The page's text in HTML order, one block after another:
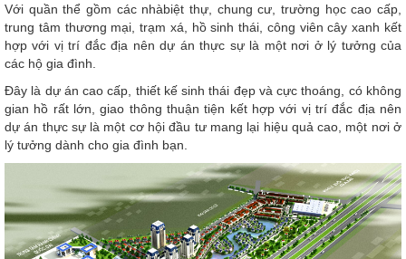
Với quần thể gồm các nhàbiệt thự, chung cư, trường học cao cấp,
trung tâm thương mại, trạm xá, hồ sinh thái, công viên cây xanh kết
hợp với vị trí đắc địa nên dự án thực sự là một nơi ở lý tưởng của
các hộ gia đình.
Đây là dự án cao cấp, thiết kế sinh thái đẹp và cực thoáng, có không
gian hồ rất lớn, giao thông thuận tiện kết hợp với vị trí đắc địa nên
dự án thực sự là một cơ hội đầu tư mang lại hiệu quả cao, một nơi ở
lý tưởng dành cho gia đình bạn.